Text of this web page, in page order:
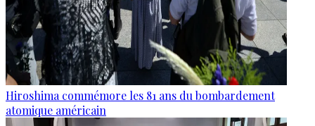
Hiroshima commémore les 81 ans du bombardement
atomique américain